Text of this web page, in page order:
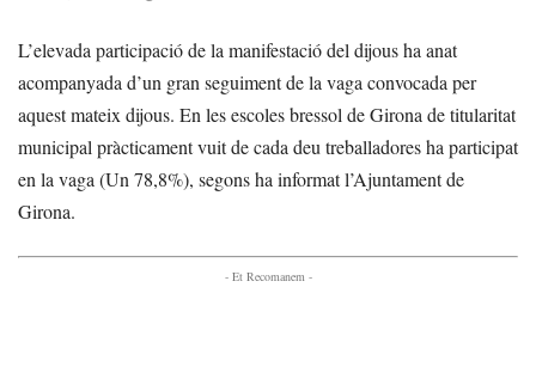
L’elevada participació de la manifestació del dijous ha anat
acompanyada d’un gran seguiment de la vaga convocada per
aquest mateix dijous. En les escoles bressol de Girona de titularitat
municipal pràcticament vuit de cada deu treballadores ha participat
en la vaga (Un 78,8%), segons ha informat l’Ajuntament de
Girona.
- Et Recomanem -